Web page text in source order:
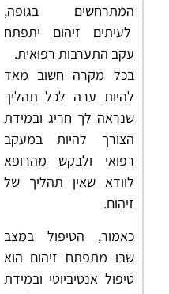
המתרחשים בגופה,
לעיתים זיהום יתפתח
עקב התערבות רפואית.
בכל מקרה חשוב מאד
להיות ערה לכל תהליך
שנראה לך חריג ובמידת
הצורך להיות במעקב
רפואי ולבקש מהרופא
לוודא שאין תהליך של
זיהום.
כאמור, הטיפול במצב
שבו מתפתח זיהום הוא
טיפול אנטיביוטי ובמידת